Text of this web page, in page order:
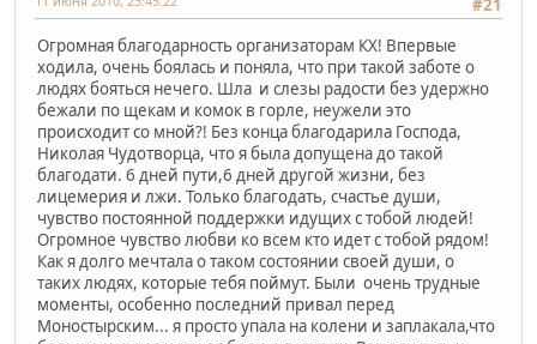
#21
Огромная благодарность организаторам КХ! Впервые
ходила, очень боялась и поняла, что при такой заботе о
людях бояться нечего. Шла и слезы радости без удержно
бежали по щекам и комок в горле, неужели это
происходит со мной?! Без конца благодарила Господа,
Николая Чудотворца, что я была допущена до такой
благодати. 6 дней пути,6 дней другой жизни, без
лицемерия и лжи. Только благодать, счастье души,
чувство постоянной поддержки идущих с тобой людей!
Огромное чувство любви ко всем кто идет с тобой рядом!
Как я долго мечтала о таком состоянии своей души, о
таких людях, которые тебя поймут. Были очень трудные
моменты, особенно последний привал перед
Моностырским... я просто упала на колени и заплакала,что